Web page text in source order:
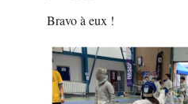
Bravo à eux !